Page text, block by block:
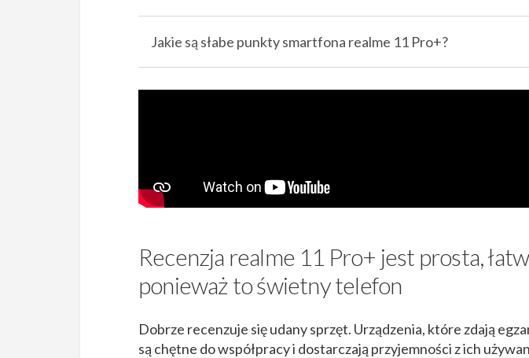
Jakie są słabe punkty smartfona realme 11 Pro+?
Recenzja realme 11 Pro+ jest prosta,
ponieważ to świetny telefon
Dobrze recenzuje się udany sprzęt. Urządzenia, które zdają
są chętne do współpracy i dostarczają przyjemności z ich